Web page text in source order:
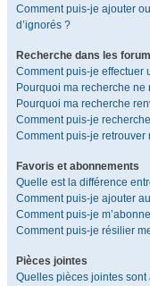
Comment puis-je ajouter
d’ignorés ?
Recherche dans les
Comment puis-je effectuer
Pourquoi ma recherche
Pourquoi ma recherche
Comment puis-je
Comment puis-je retrouver
Favoris et abonnements
Quelle est la différence
Comment puis-je ajouter
Comment puis-je
Comment puis-je résilier
Pièces jointes
Quelles pièces jointes